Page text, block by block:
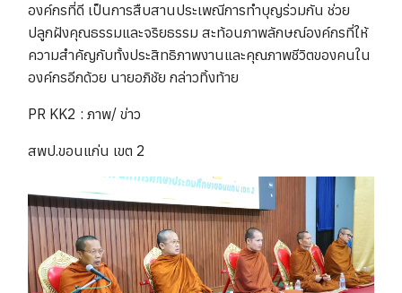
องค์กรที่ดี เป็นการสืบสานประเพณีการทำบุญร่วมกัน ช่วย
ปลูกฝังคุณธรรมและจริยธรรม สะท้อนภาพลักษณ์องค์กรที่ให้
ความสำคัญกับทั้งประสิทธิภาพงานและคุณภาพชีวิตของคนใน
องค์กรอีกด้วย นายอภิชัย กล่าวทิ้งท้าย
PR KK2 : ภาพ/ ข่าว
สพป.ขอนแก่น เขต 2